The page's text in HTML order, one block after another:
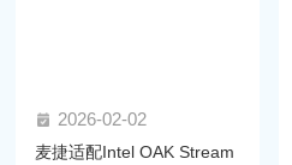
2026-02-02
麦捷适配Intel OAK Stream